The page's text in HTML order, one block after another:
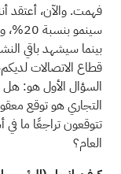
فهمت. والآن، أعتقد
بينما سيشهد باقي
قطاع الاتصالات
السؤال الأول هو: هل
التجاري هو توقع
تتوقعون تراجعًا ما
العام؟